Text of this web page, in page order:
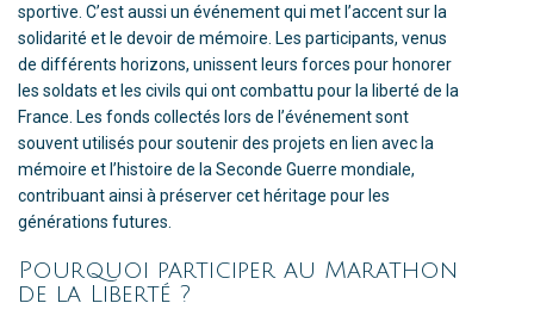
sportive. C’est aussi un événement qui met l’accent sur la
solidarité et le devoir de mémoire. Les participants, venus
de différents horizons, unissent leurs forces pour honorer
les soldats et les civils qui ont combattu pour la liberté de la
France. Les fonds collectés lors de l’événement sont
souvent utilisés pour soutenir des projets en lien avec la
mémoire et l’histoire de la Seconde Guerre mondiale,
contribuant ainsi à préserver cet héritage pour les
générations futures.
Pourquoi participer au Marathon
de la Liberté ?